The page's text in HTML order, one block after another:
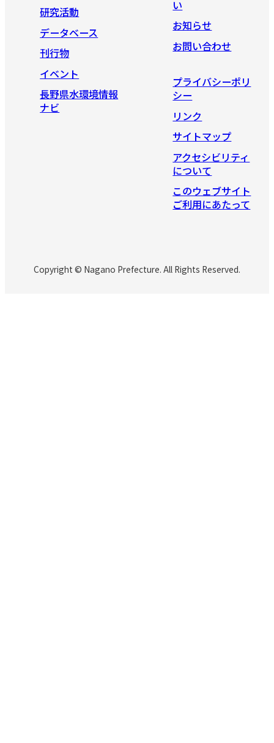
研究活動
データベース
刊行物
イベント
長野県水環境情報
ナビ
い
お知らせ
お問い合わせ
プライバシーポリ
シー
リンク
サイトマップ
アクセシビリティ
について
このウェブサイト
ご利用にあたって
Copyright © Nagano Prefecture. All Rights Reserved.